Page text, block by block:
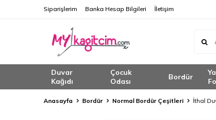
Siparişlerim Banka Hesap Bilgileri İletişim
Duvar
Kağıdı
Çocuk
Odası
Bordür
Anasayfa Bordür Normal Bordür Çeşitleri İthal